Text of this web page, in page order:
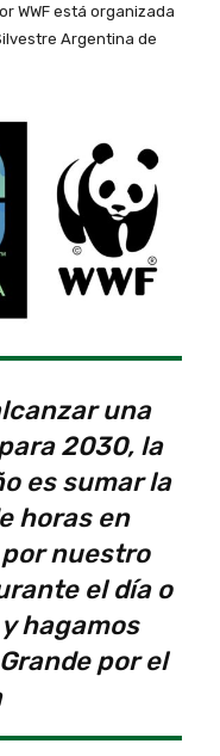
WWF está organizada
Argentina de
una
2030, la
es sumar la
horas en
nuestro
el día o
hagamos
por el